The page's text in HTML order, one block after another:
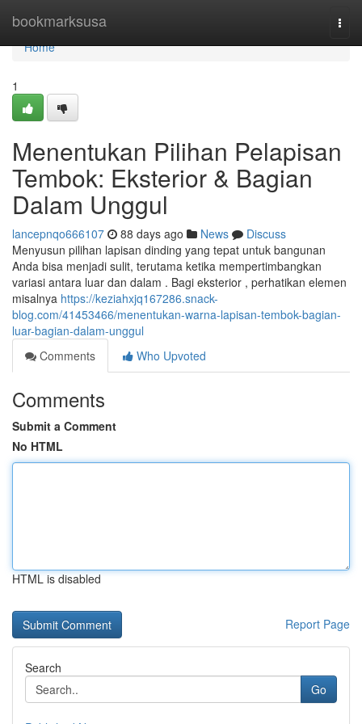
bookmarksusa
Home
Home
1
Menentukan Pilihan Pelapisan
Tembok: Eksterior & Bagian
Dalam Unggul
lancepnqo666107 88 days ago News
Discuss
Menyusun pilihan lapisan dinding yang tepat untuk bangunan
Anda bisa menjadi sulit, terutama ketika mempertimbangkan
variasi antara luar dan dalam . Bagi eksterior , perhatikan elemen
misalnya https://keziahxjq167286.snack-
blog.com/41453466/menentukan-warna-lapisan-tembok-bagian-
luar-bagian-dalam-unggul
Comments
Who Upvoted
Comments
Submit a Comment
No HTML
HTML is disabled
Report Page
Search
Go